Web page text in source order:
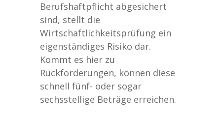
Berufshaftpflicht abgesichert
sind, stellt die
Wirtschaftlichkeitsprüfung ein
eigenständiges Risiko dar.
Kommt es hier zu
Rückforderungen, können diese
schnell fünf- oder sogar
sechsstellige Beträge erreichen.